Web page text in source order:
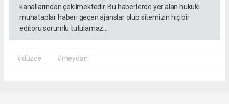
kanallarından çekilmektedir. Bu haberlerde yer alan hukuki
muhataplar haberi geçen ajanslar olup sitemizin hiç bir
editörü sorumlu tutulamaz...
#düzce #meydan